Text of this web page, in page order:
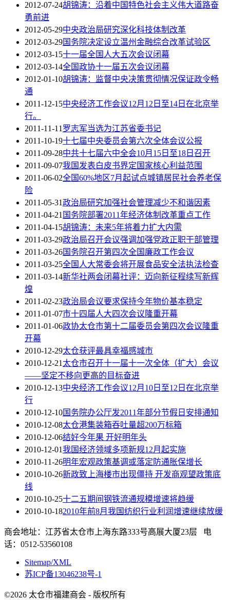
2012-07-24胡锦涛：沿着中国特色社会主义伟大道路奋
勇前进
2012-05-29中央政治局研究深化科技体制改革
2012-03-29国务院决定设立温州金融综合改革试验区
2012-03-15十一届全国人大五次会议闭幕
2012-03-14全国政协十一届五次会议闭幕
2012-01-10胡锦涛：监督中央决策贯彻情况保证政令畅
通
2011-12-15中央经济工作会议12月12日至14日在北京举
行。
2011-11-11罗志军当选为江苏省委书记
2011-10-19十七届中央委员会第六次全体会议公报
2011-09-28中共十七届六中全会10月15日至18日召开
2011-09-07我国发表白皮书界定国家核心利益范围
2011-06-02全国60%地区7月起试点城镇居民社会养老保
险
2011-05-31政治局研究加强社会管理减少不和谐因素
2011-04-21 国务院部署2011年经济体制改革重点工作
2011-04-15胡锦涛：未来5年将着力扩大内需
2011-03-29政治局召开会议强调加强党政正职干部管理
2011-03-26国务院召开第四次全国廉政工作会议
2011-03-25全国人大常委会将开展食品安全法执法检查
2011-03-14新华社两会闭幕社评：迈向新征程续写新辉
煌
2011-02-23政治局会议要求保持今年物价基本稳定
2011-01-07市十四届人大四次会议隆重开幕
2011-01-06政协太仓市第十二届委员会第四次会议隆重
开幕
2010-12-29太仓获评最具幸福感城市
2010-12-21太仓市召开十一届十一次全体（扩大）会议
——坚定不移向更高的目标奋进
2010-12-13中央经济工作会议12月10日至12日在北京举
行
2010-12-10国务院办公厅发2011年部分节假日安排通知
2010-12-08太仓港集装箱吞吐量超200万标箱
2010-12-06结好今年果 开好明年头
2010-12-01我国经济领域多项新规12月起实施
2010-11-26明年宏观政策基调或落定防通胀保增长
2010-10-26新政致上海楼市出现僵持 开发商观望政策底
线
2010-10-25十二五期间钢铁流通规模增速将趋缓
2010-10-182010年前8月我国纺织行业利润增速继续放缓
商会地址：江苏省太仓市上海东路333号高展大厦23层 电
话：0512-53560108
Sitemap/XML
苏ICP备13046238号-1
©2026 太仓市福建商会 - 版权所有